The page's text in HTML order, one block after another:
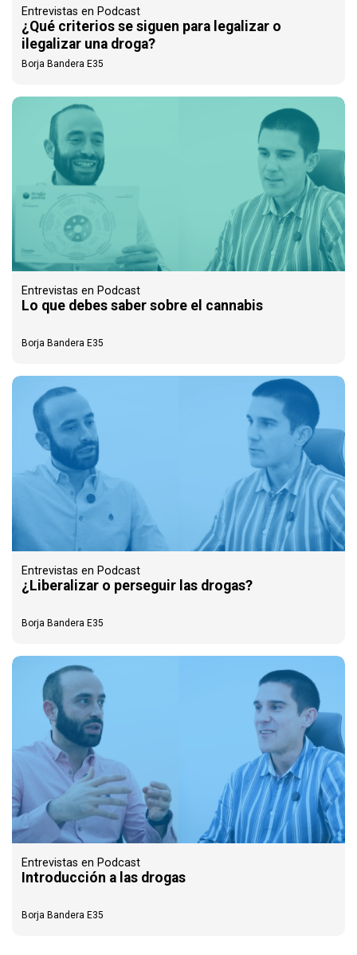
Entrevistas en Podcast
¿Qué criterios se siguen para legalizar o
ilegalizar una droga?
Borja Bandera E35
Entrevistas en Podcast
Lo que debes saber sobre el cannabis
Borja Bandera E35
Entrevistas en Podcast
¿Liberalizar o perseguir las drogas?
Borja Bandera E35
Entrevistas en Podcast
Introducción a las drogas
Borja Bandera E35